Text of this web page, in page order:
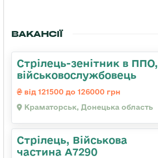
ВАКАНСІЇ
Стрілець-зенітник в ППО,
військовослужбовець
від 121500 до 126000 грн
Краматорськ, Донецька область
Стрілець, Військова
частина А7290